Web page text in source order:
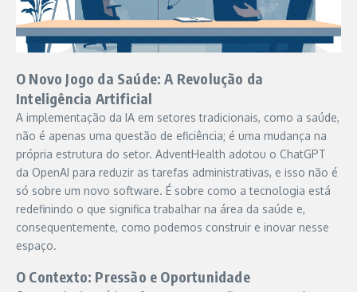
O Novo Jogo da Saúde: A Revolução da
Inteligência Artificial
A implementação da IA em setores tradicionais, como a saúde,
não é apenas uma questão de eficiência; é uma mudança na
própria estrutura do setor. AdventHealth adotou o ChatGPT
da OpenAI para reduzir as tarefas administrativas, e isso não é
só sobre um novo software. É sobre como a tecnologia está
redefinindo o que significa trabalhar na área da saúde e,
consequentemente, como podemos construir e inovar nesse
espaço.
O Contexto: Pressão e Oportunidade